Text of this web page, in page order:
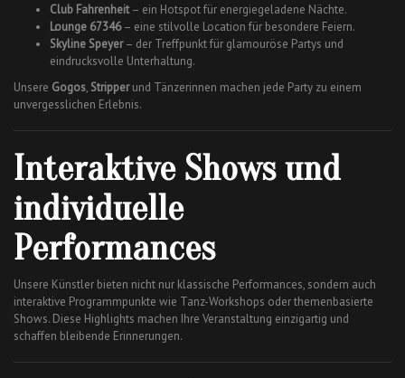
Club Fahrenheit– ein Hotspot für energiegeladene Nächte.
Lounge 67346– eine stilvolle Location für besondere Feiern.
Skyline Speyer– der Treffpunkt für glamouröse Partys und
eindrucksvolle Unterhaltung.
Unsere Gogos, Stripperund Tänzerinnen machen jede Party zu einem
unvergesslichen Erlebnis.
Interaktive Shows und
individuelle
Performances
Unsere Künstler bieten nicht nur klassische Performances, sondern auch
interaktive Programmpunkte wie Tanz-Workshops oder themenbasierte
Shows. Diese Highlights machen Ihre Veranstaltung einzigartig und
schaffen bleibende Erinnerungen.